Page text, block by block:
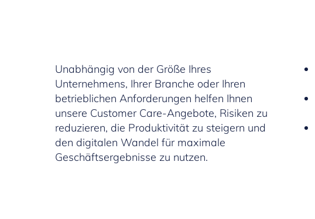
Unabhängig von der Größe Ihres
Unternehmens, Ihrer Branche oder Ihren
betrieblichen Anforderungen helfen Ihnen
unsere Customer Care-Angebote, Risiken zu
reduzieren, die Produktivität zu steigern und
den digitalen Wandel für maximale
Geschäftsergebnisse zu nutzen.